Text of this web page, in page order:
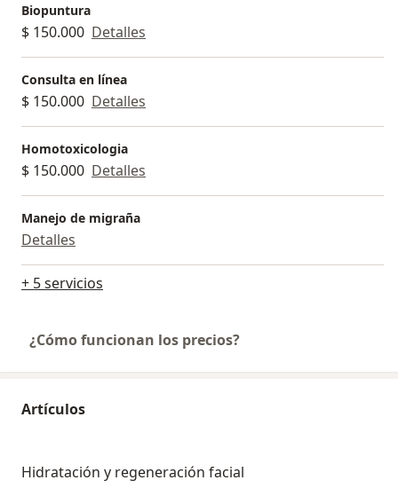
Biopuntura
$ 150.000 Detalles
Consulta en línea
$ 150.000 Detalles
Homotoxicologia
$ 150.000 Detalles
Manejo de migraña
Detalles
+ 5 servicios
¿Cómo funcionan los precios?
Artículos
Hidratación y regeneración facial